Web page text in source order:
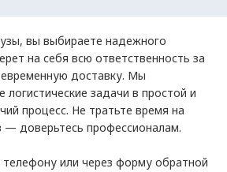
вы выбираете надежного
на себя всю ответственность за
доставку. Мы
задачи в простой и
процесс. Не тратьте время на
— доверьтесь профессионалам.
или через форму обратной